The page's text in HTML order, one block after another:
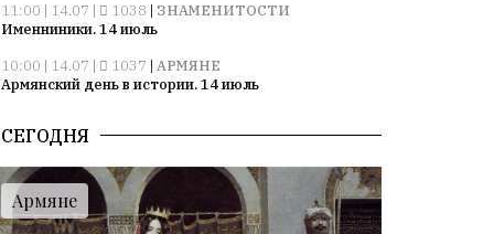
11:00 | 14.07 |
1038 | ЗНАМЕНИТОСТИ
Именниники. 14 июль
10:00 | 14.07 |
1037 | АРМЯНЕ
Армянский день в истории. 14 июль
Все праздники. 14 июль
08:00 | 14.07 | 1057|ГОРОСКОПЫ
Воскресенье. 14 июль
СЕГОДНЯ
Армяне